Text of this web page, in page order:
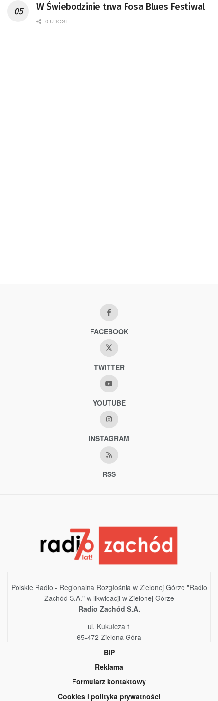
W Świebodzinie trwa Fosa Blues Festiwal
0 UDOST.
FACEBOOK
TWITTER
YOUTUBE
INSTAGRAM
RSS
Polskie Radio - Regionalna Rozgłośnia w Zielonej Górze "Radio
Zachód S.A." w likwidacji w Zielonej Górze
Radio Zachód S.A.
ul. Kukułcza 1
65-472 Zielona Góra
BIP
Reklama
Formularz kontaktowy
Cookies i polityka prywatności